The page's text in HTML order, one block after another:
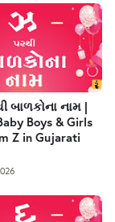
બાળકોના નામ |
Boys & Girls
Z in Gujarati